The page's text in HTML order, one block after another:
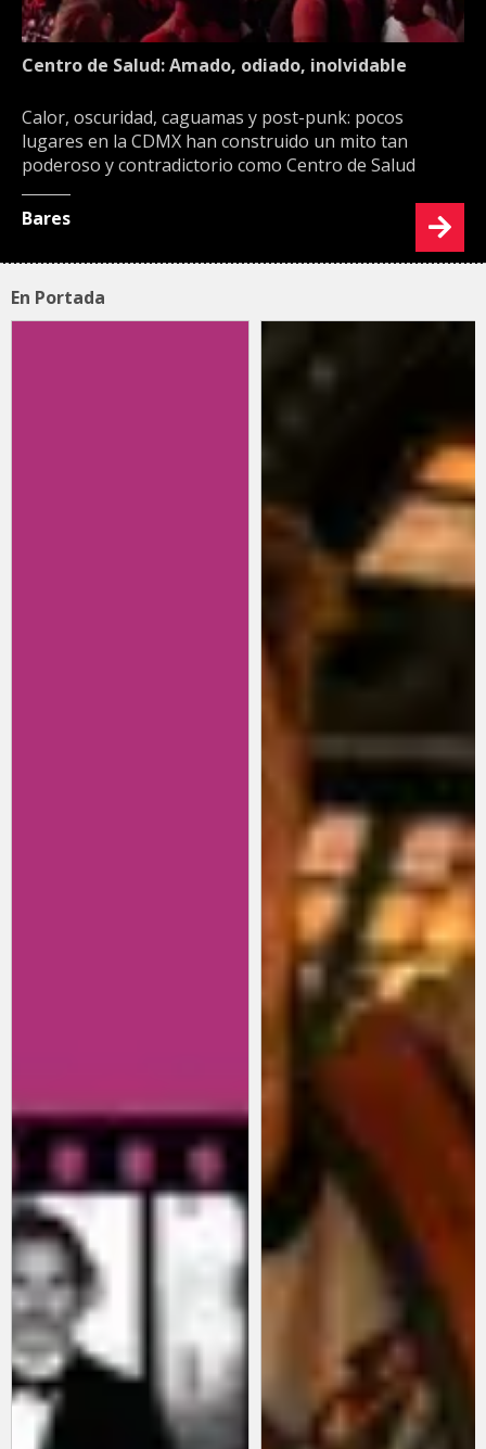
Centro de Salud: Amado, odiado, inolvidable
Calor, oscuridad, caguamas y post-punk: pocos
lugares en la CDMX han construido un mito tan
poderoso y contradictorio como Centro de Salud
Bares
En Portada